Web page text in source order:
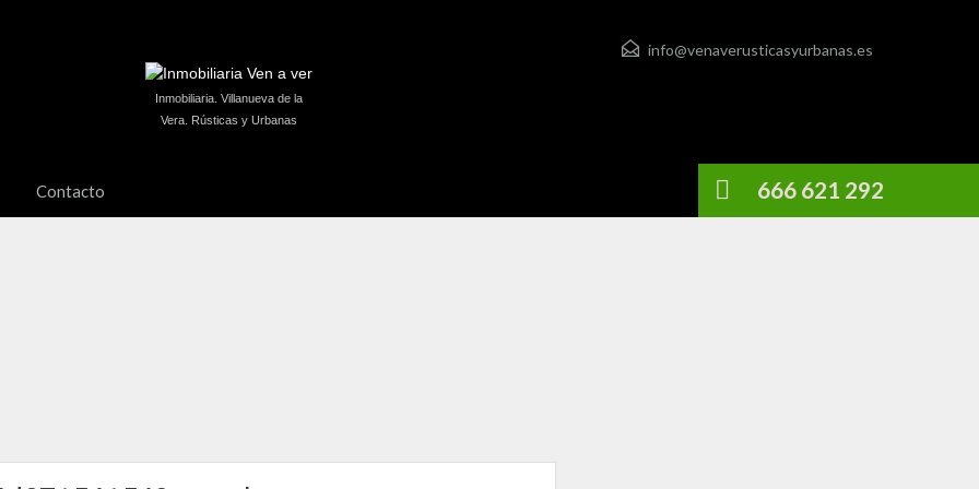
info@venaverusticasyurbanas.es
Inmobiliaria. Villanueva de la
Vera. Rústicas y Urbanas
Contacto 666 621 292